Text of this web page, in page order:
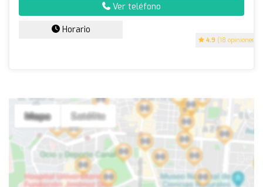
4.9 (18 opiniones)
Ver teléfono
Horario